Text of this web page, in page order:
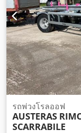
รถพ่วงโรลออฟ
AUSTERAS
SCARRABILE